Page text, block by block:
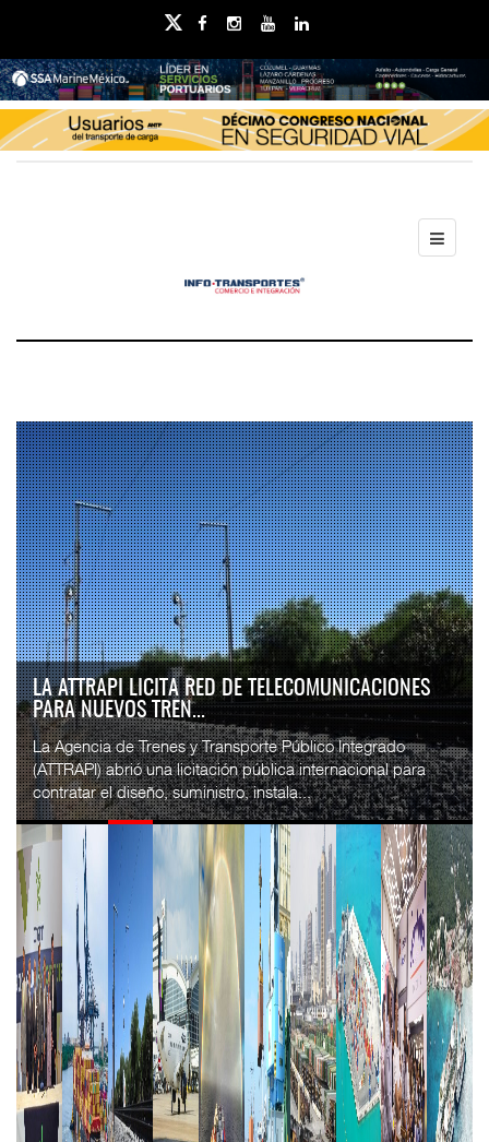
LA ATTRAPI LICITA RED DE TELECOMUNICACIONES
PARA NUEVOS TREN...
La Agencia de Trenes y Transporte Público Integrado
(ATTRAPI) abrió una licitación pública internacional para
contratar el diseño, suministro, instala...